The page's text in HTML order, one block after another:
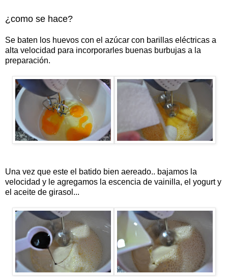
¿como se hace?
Se baten los huevos con el azúcar con barillas eléctricas a
alta velocidad para incorporarles buenas burbujas a la
preparación.
Una vez que este el batido bien aereado.. bajamos la
velocidad y le agregamos la escencia de vainilla, el yogurt y
el aceite de girasol...